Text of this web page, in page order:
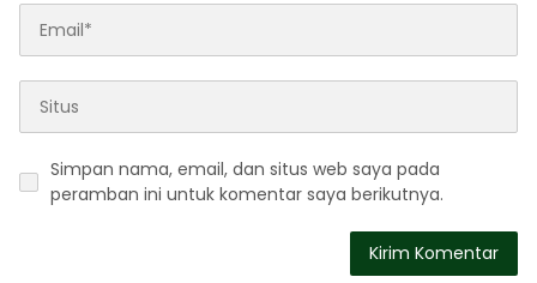
Simpan nama, email, dan situs web saya pada
peramban ini untuk komentar saya berikutnya.